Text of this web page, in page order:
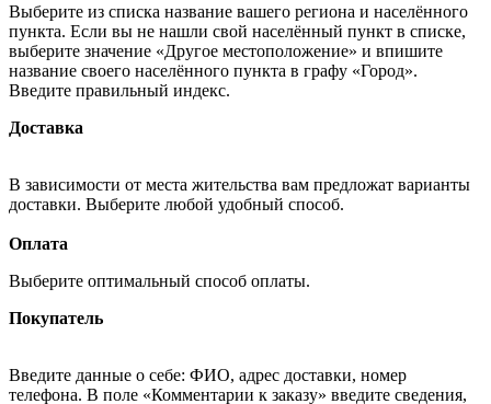
Выберите из списка название вашего региона и населённого
пункта. Если вы не нашли свой населённый пункт в списке,
выберите значение «Другое местоположение» и впишите
название своего населённого пункта в графу «Город».
Введите правильный индекс.
Доставка
В зависимости от места жительства вам предложат варианты
доставки. Выберите любой удобный способ.
Оплата
Выберите оптимальный способ оплаты.
Покупатель
Введите данные о себе: ФИО, адрес доставки, номер
телефона. В поле «Комментарии к заказу» введите сведения,